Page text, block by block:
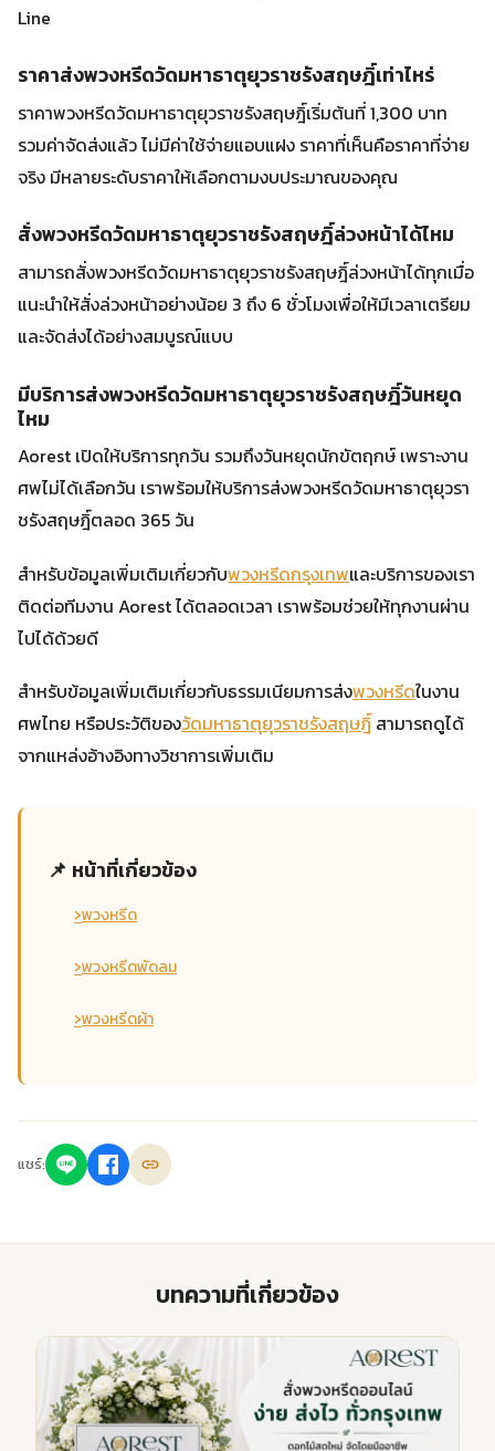
Line
ราคาส่งพวงหรีดวัดมหาธาตุยุวราชรังสฤษฎิ์เท่าไหร่
ราคาพวงหรีดวัดมหาธาตุยุวราชรังสฤษฎิ์เริ่มต้นที่ 1,300 บาท
รวมค่าจัดส่งแล้ว ไม่มีค่าใช้จ่ายแอบแฝง ราคาที่เห็นคือราคาที่จ่าย
จริง มีหลายระดับราคาให้เลือกตามงบประมาณของคุณ
สั่งพวงหรีดวัดมหาธาตุยุวราชรังสฤษฎิ์ล่วงหน้าได้ไหม
สามารถสั่งพวงหรีดวัดมหาธาตุยุวราชรังสฤษฎิ์ล่วงหน้าได้ทุกเมื่อ
แนะนำให้สั่งล่วงหน้าอย่างน้อย 3 ถึง 6 ชั่วโมงเพื่อให้มีเวลาเตรียม
และจัดส่งได้อย่างสมบูรณ์แบบ
มีบริการส่งพวงหรีดวัดมหาธาตุยุวราชรังสฤษฎิ์วันหยุด
ไหม
Aorest เปิดให้บริการทุกวัน รวมถึงวันหยุดนักขัตฤกษ์ เพราะงาน
ศพไม่ได้เลือกวัน เราพร้อมให้บริการส่งพวงหรีดวัดมหาธาตุยุวรา
ชรังสฤษฎิ์ตลอด 365 วัน
สำหรับข้อมูลเพิ่มเติมเกี่ยวกับพวงหรีดกรุงเทพและบริการของเรา
ติดต่อทีมงาน Aorest ได้ตลอดเวลา เราพร้อมช่วยให้ทุกงานผ่าน
ไปได้ด้วยดี
สำหรับข้อมูลเพิ่มเติมเกี่ยวกับธรรมเนียมการส่งพวงหรีดในงาน
ศพไทย หรือประวัติของวัดมหาธาตุยุวราชรังสฤษฎิ์สามารถดูได้
จากแหล่งอ้างอิงทางวิชาการเพิ่มเติม
📌 หน้าที่เกี่ยวข้อง
›พวงหรีด
›พวงหรีดพัดลม
›พวงหรีดผ้า
แชร์:
บทความที่เกี่ยวข้อง